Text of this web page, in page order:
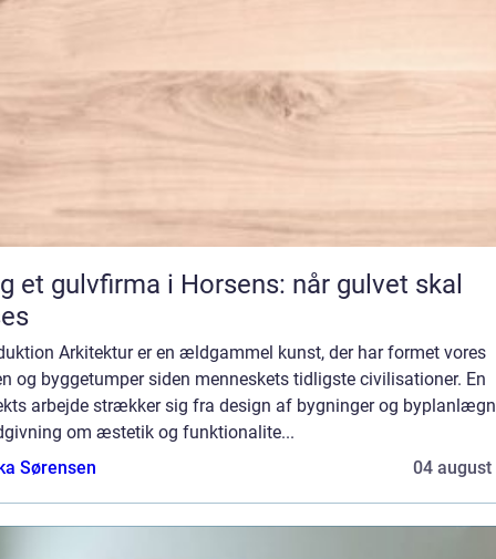
et gulvfirma i Horsens: når gulvet skal
Arkitektur er en ældgammel kunst, der har formet vores
og byggetumper siden menneskets tidligste civilisationer. En
arbejde strækker sig fra design af bygninger og
om æstetik og funktionalite...
Sørensen
04 august